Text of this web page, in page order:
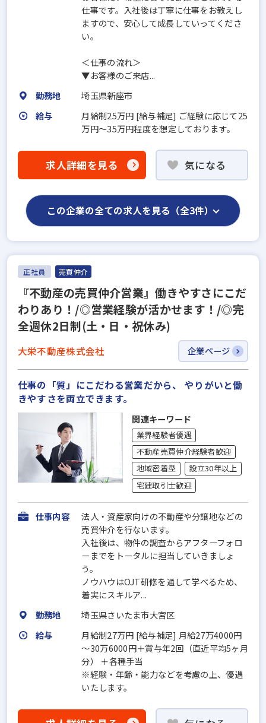
仕事です。入社後は丁寧に仕事をお教えし
ますので、安心して成長していってくださ
い。
＜仕事の流れ＞
▼お客様のご来店...
勤務地
埼玉県新座市
給与
月給制25万円 [給与補足] ご経験に応じて25
万円～35万円程度を想定しております。
求人詳細を見る 気になる
この企業の全ての求人を見る（全3件）
正社員 売買仲介
『不動産の売買仲介営業』働きやすさにこだ
わりあり！/◎営業経験が活かせます！/◎完
全週休2日制(土・日・祝休み)
大栄不動産株式会社 企業ページ
仕事の「質」にこだわる営業だから、 やりがいと働
きやすさを両立できます。
関連キーワード
業界経験者優遇
不動産売買仲介経験者歓迎
地域密着型
設立30年以上
宅建取引士歓迎
仕事内容
法人・資産家向けの不動産や分譲地などの
売買仲介を行ないます。
入社後は、物件の調査からアフターフォロ
ーまでをトータルに担当していきましょ
う。
ノウハウはOJT研修を通して学べるため、
着実にスキルア...
勤務地
埼玉県さいたま市大宮区
給与
月給制27万円 [給与補足] 月給27万4000円
～30万6000円＋賞与年2回（直近平均5ヶ月
分） ＋各種手当
※経験・年齢・能力などを考慮の上、優遇
いたします。